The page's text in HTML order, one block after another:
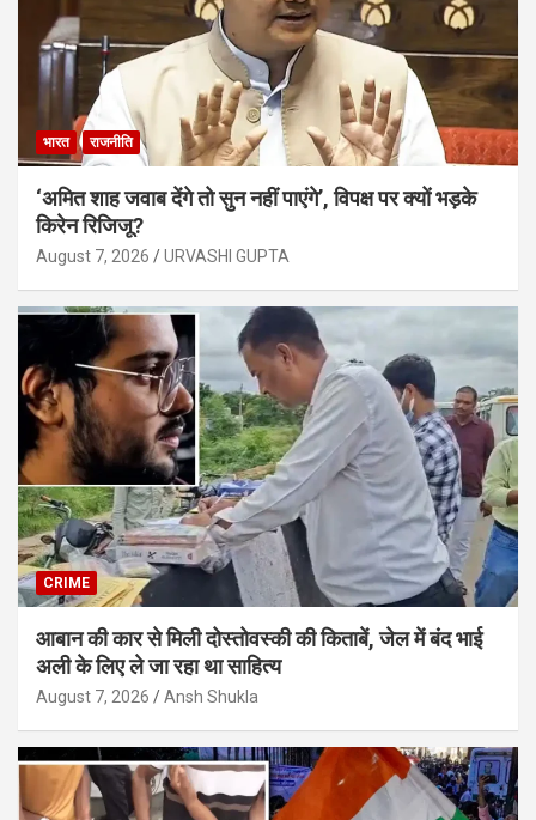
भारत राजनीति
‘अमित शाह जवाब देंगे तो सुन नहीं पाएंगे’, विपक्ष पर क्यों भड़के
किरेन रिजिजू?
August 7, 2026 URVASHI GUPTA
CRIME
आबान की कार से मिली दोस्तोवस्की की किताबें, जेल में बंद भाई
अली के लिए ले जा रहा था साहित्य
August 7, 2026 Ansh Shukla